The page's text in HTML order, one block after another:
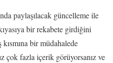
paylaşılacak güncelleme ile
bir rekabete girdiğini
bir müdahalede
çok fazla içerik görüyorsanız ve